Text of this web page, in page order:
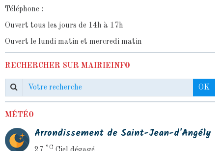
Téléphone :
Ouvert tous les jours de 14h à 17h
Ouvert le lundi matin et mercredi matin
RECHERCHER SUR MAIRIEINFO
OK
MÉTÉO
Arrondissement de Saint-Jean-d'Angély
°C